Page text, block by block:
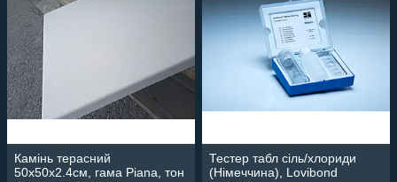
Камінь терасний
50х50х2.4см, гама Piana, тон
Тестер табл сіль/хлориди
(Німеччина), Lovibond